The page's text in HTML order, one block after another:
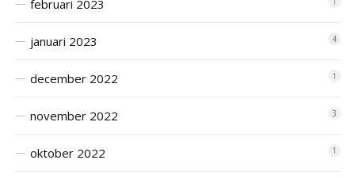
februari 2023
januari 2023 4
december 2022 1
november 2022 3
oktober 2022 1